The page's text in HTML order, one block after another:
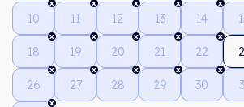
10
11 12 13 14
18 19 20 21 22
26 27 28 29 30